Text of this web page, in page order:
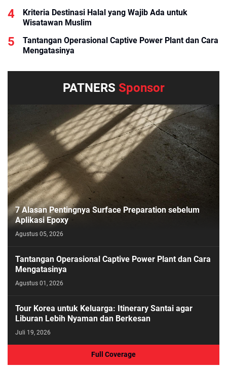
Kriteria Destinasi Halal yang Wajib Ada untuk
Wisatawan Muslim
Tantangan Operasional Captive Power Plant dan Cara
Mengatasinya
PATNERS Sponsor
7 Alasan Pentingnya Surface Preparation sebelum
Aplikasi Epoxy
Agustus 05, 2026
Tantangan Operasional Captive Power Plant dan Cara
Mengatasinya
Agustus 01, 2026
Tour Korea untuk Keluarga: Itinerary Santai agar
Liburan Lebih Nyaman dan Berkesan
Juli 19, 2026
Full Coverage